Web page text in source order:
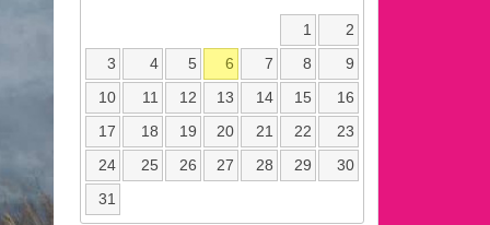
1
2
3
4 5 6 7 8
9
10
11 12 13 14 15
16
17
18 19 20 21 22
23
24
25 26 27 28 29
30
31